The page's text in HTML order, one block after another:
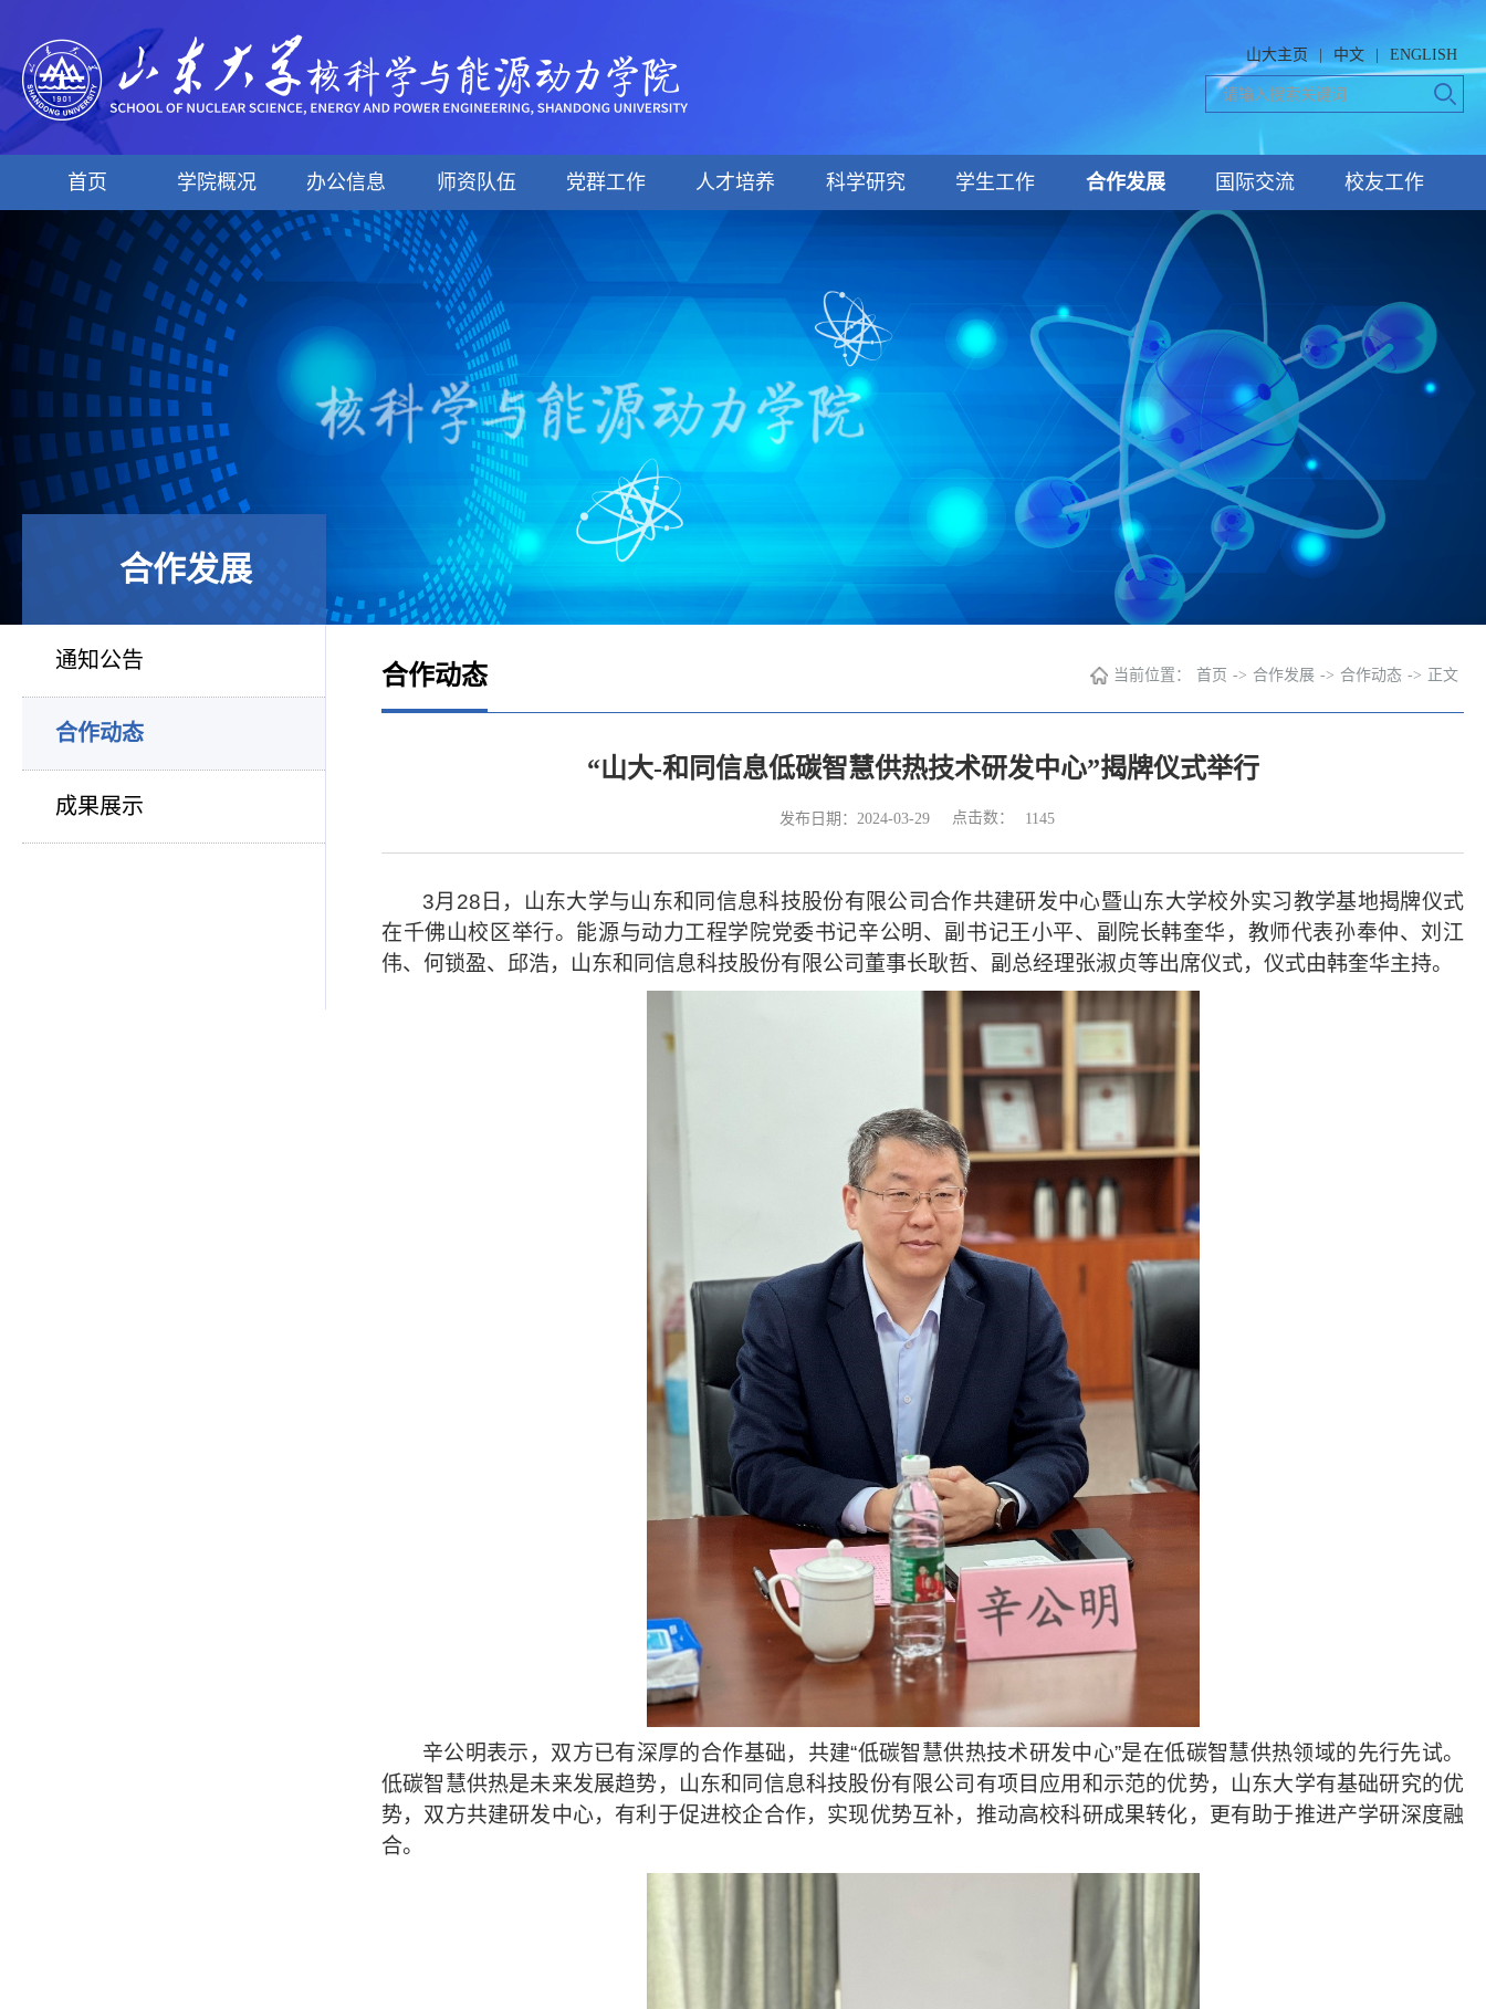
山大主页 中文 ENGLISH
首页 学院概况 办公信息 师资队伍 党群工作 人才培养 科学研究 学生工作 合作发展 国际交流 校友工作
合作发展
通知公告
合作动态
成果展示
合作动态 当前位置： 首页 -> 合作发展 -> 合作动态 -> 正文
“山大-和同信息低碳智慧供热技术研发中心”揭牌仪式举行
发布日期：2024-03-29 点击数： 1145
3月 28 日，山东大学与山东和同信息科技股份有限公司合作共建研发中心暨山东大学校外实习教学基地揭牌仪式
在千佛山校区举行。能源与动力工程学院党委书记辛公明、副书记王小平、副院长韩奎华，教师代表孙奉仲、刘江
伟、何锁盈、邱浩，山东和同信息科技股份有限公司董事长耿哲、副总经理张淑贞等出席仪式，仪式由韩奎华主持。
辛公明表示，双方已有深厚的合作基础，共建“低碳智慧供热技术研发中心”是在低碳智慧供热领域的先行先试。
低碳智慧供热是未来发展趋势，山东和同信息科技股份有限公司有项目应用和示范的优势，山东大学有基础研究的优
势，双方共建研发中心，有利于促进校企合作，实现优势互补，推动高校科研成果转化，更有助于推进产学研深度融
合。